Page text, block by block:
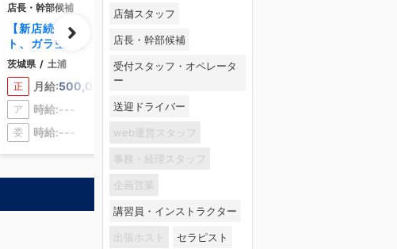
店長・幹部候補
【新店続々オープン】ポス
ト、ガラ空き。選び放題！
一般職で月収【 53万円 】超
の実績あり。
茨城県 / 土浦
正
月給:500,000
ア 時給:---
委 時給:---
店舗スタッフ
店長・幹部候補
受付スタッフ・オペレータ
ー
送迎ドライバー
web運営スタッフ
事務・経理スタッフ
企画営業
講習員・インストラクター
出張ホスト セラピスト